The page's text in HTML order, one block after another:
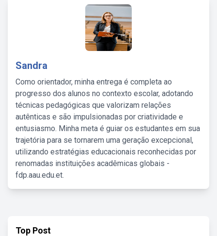
Sandra
Como orientador, minha entrega é completa ao
progresso dos alunos no contexto escolar, adotando
técnicas pedagógicas que valorizam relações
autênticas e são impulsionadas por criatividade e
entusiasmo. Minha meta é guiar os estudantes em sua
trajetória para se tornarem uma geração excepcional,
utilizando estratégias educacionais reconhecidas por
renomadas instituições acadêmicas globais -
fdp.aau.edu.et.
Top Post